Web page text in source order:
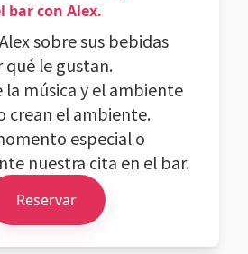
bar con Alex.
sobre sus bebidas
le gustan.
la música y el ambiente
crean el ambiente.
especial o
nuestra cita en el bar.
Reservar